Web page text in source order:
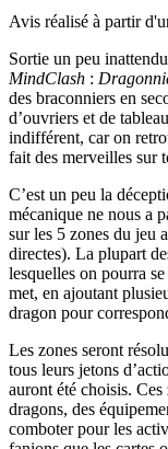
Avis réalisé à partir
Sortie un peu
MindClash :
des braconniers en
d’ouvriers et de
indifférent, car on
fait des merveilles sur
C’est un peu la
mécanique ne nous a
sur les 5 zones du jeu
directes). La plupart
lesquelles on pourra
met, en ajoutant
dragon pour
Les zones seront
tous leurs jetons
auront été choisis.
dragons, des
comboter pour les